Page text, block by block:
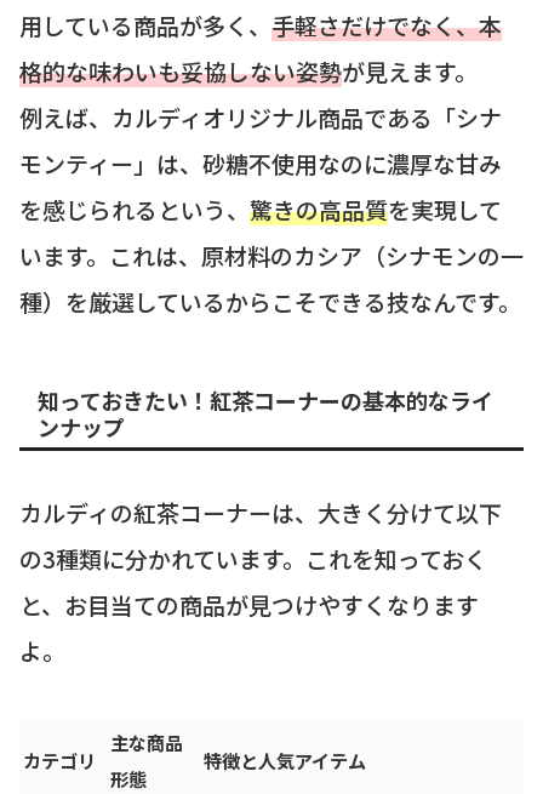
用している商品が多く、 手軽さだけでなく、本
格的な味わいも妥協しない姿勢が見えます。
例えば、カルディオリジナル商品である「シナ
モンティー」は、砂糖不使用なのに濃厚な甘み
を感じられるという、 驚きの高品質を実現して
います。これは、原材料のカシア（シナモンの一
種）を厳選しているからこそできる技なんです。
知っておきたい！紅茶コーナーの基本的なライ
ンナップ
カルディの紅茶コーナーは、大きく分けて以下
の3種類に分かれています。これを知っておく
と、お目当ての商品が見つけやすくなります
よ。
カテゴリ
主な商品
形態
特徴と人気アイテム